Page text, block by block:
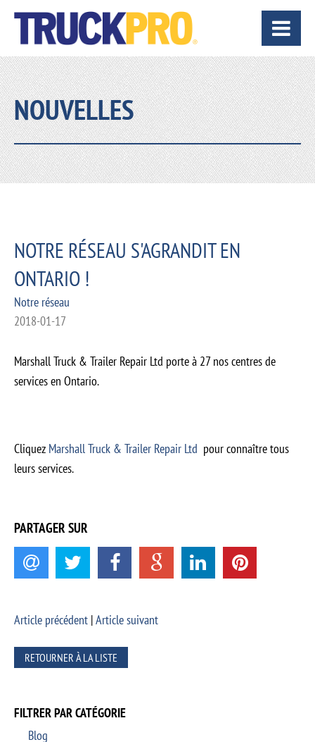
NOUVELLES
NOTRE RÉSEAU S'AGRANDIT EN
ONTARIO !
Notre réseau
2018-01-17
Marshall Truck & Trailer Repair Ltd porte à 27 nos centres de
services en Ontario.
Cliquez Marshall Truck & Trailer Repair Ltd pour connaître tous
leurs services.
PARTAGER SUR
Article précédent |Article suivant
RETOURNER À LA LISTE
FILTRER PAR CATÉGORIE
Blog